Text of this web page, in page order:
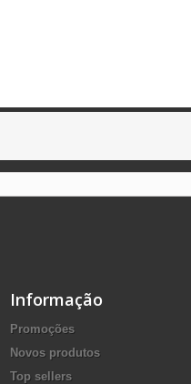
Informação
Promoções
Novos produtos
Top sellers